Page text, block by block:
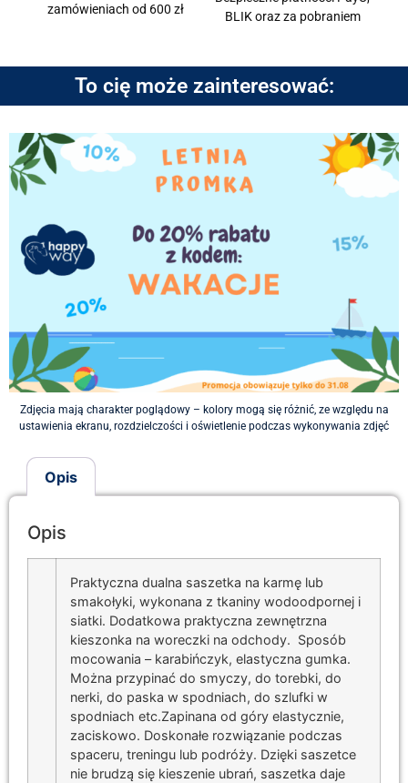
zamówieniach od 600 zł
BLIK oraz za pobraniem
To cię może zainteresować:
Zdjęcia mają charakter poglądowy – kolory mogą się różnić, ze względu na
ustawienia ekranu, rozdzielczości i oświetlenie podczas wykonywania zdjęć
Opis
Opis
Praktyczna dualna saszetka na karmę lub
smakołyki, wykonana z tkaniny wodoodpornej i
siatki. Dodatkowa praktyczna zewnętrzna
kieszonka na woreczki na odchody. Sposób
mocowania – karabińczyk, elastyczna gumka.
Można przypinać do smyczy, do torebki, do
nerki, do paska w spodniach, do szlufki w
spodniach etc.Zapinana od góry elastycznie,
zaciskowo. Doskonałe rozwiązanie podczas
spaceru, treningu lub podróży. Dzięki saszetce
nie brudzą się kieszenie ubrań, saszetka daje